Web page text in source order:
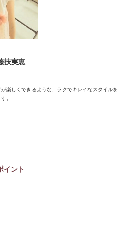
扶実恵
楽しくできるような、ラクでキレイなスタイルを
。
イント